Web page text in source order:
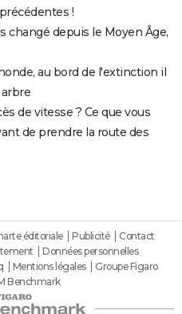
!
changé depuis le Moyen Âge,
au bord de l'extinction il
arbre
de vitesse ? Ce que vous
de prendre la route des
éditoriale Publicité
Contact
Données personnelles
Mentions légales
Groupe Figaro
Benchmark